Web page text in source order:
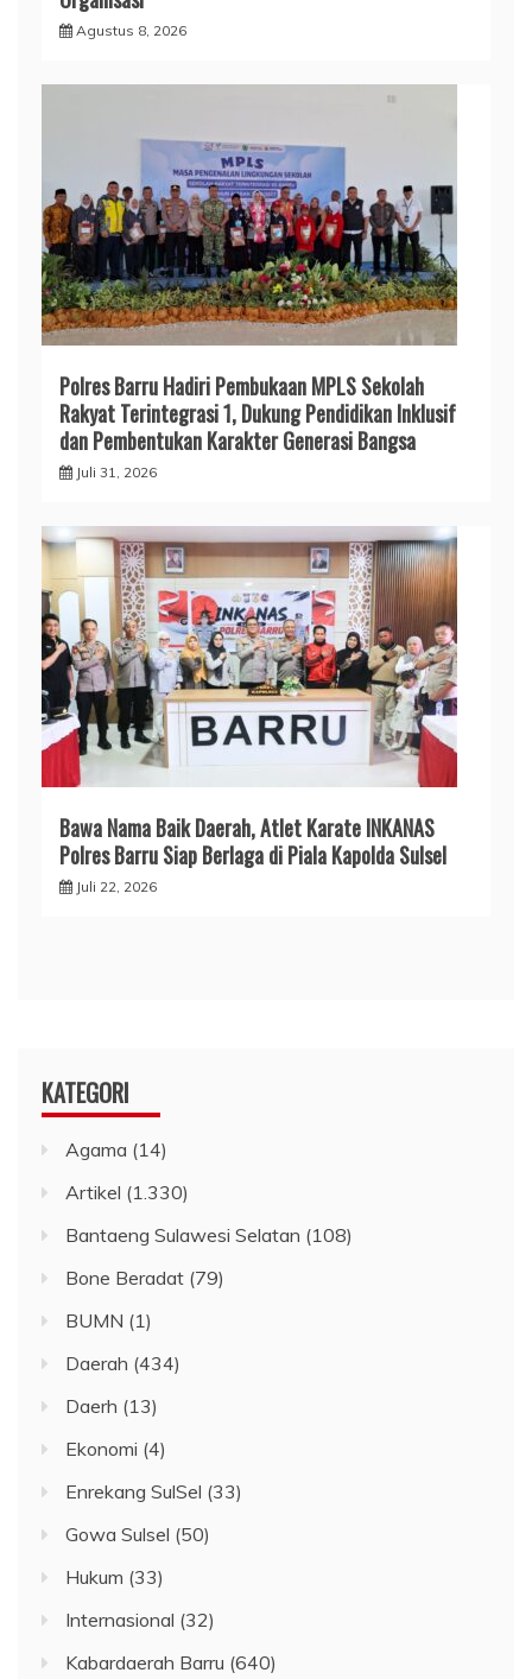
Agustus 8, 2026
Polres Barru Hadiri Pembukaan MPLS Sekolah
Rakyat Terintegrasi 1, Dukung Pendidikan Inklusif
dan Pembentukan Karakter Generasi Bangsa
Juli 31, 2026
​Bawa Nama Baik Daerah, Atlet Karate INKANAS
Polres Barru Siap Berlaga di Piala Kapolda Sulsel
Juli 22, 2026
KATEGORI
Agama (14)
Artikel (1.330)
Bantaeng Sulawesi Selatan (108)
Bone Beradat (79)
BUMN (1)
Daerah (434)
Daerh (13)
Ekonomi (4)
Enrekang SulSel (33)
Gowa Sulsel (50)
Hukum (33)
Internasional (32)
Kabardaerah Barru (640)